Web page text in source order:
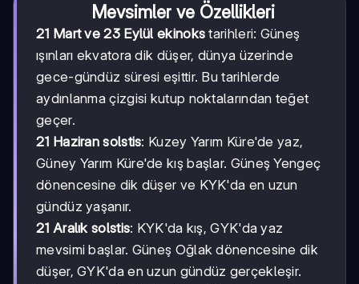
Mevsimler ve Özellikleri
21 Mart ve 23 Eylül ekinoks tarihleri: Güneş
ışınları ekvatora dik düşer, dünya üzerinde
gece-gündüz süresi eşittir. Bu tarihlerde
aydınlanma çizgisi kutup noktalarından teğet
geçer.
21 Haziran solstis: Kuzey Yarım Küre'de yaz,
Güney Yarım Küre'de kış başlar. Güneş Yengeç
dönencesine dik düşer ve KYK'da en uzun
gündüz yaşanır.
21 Aralık solstis: KYK'da kış, GYK'da yaz
mevsimi başlar. Güneş Oğlak dönencesine dik
düşer, GYK'da en uzun gündüz gerçekleşir.